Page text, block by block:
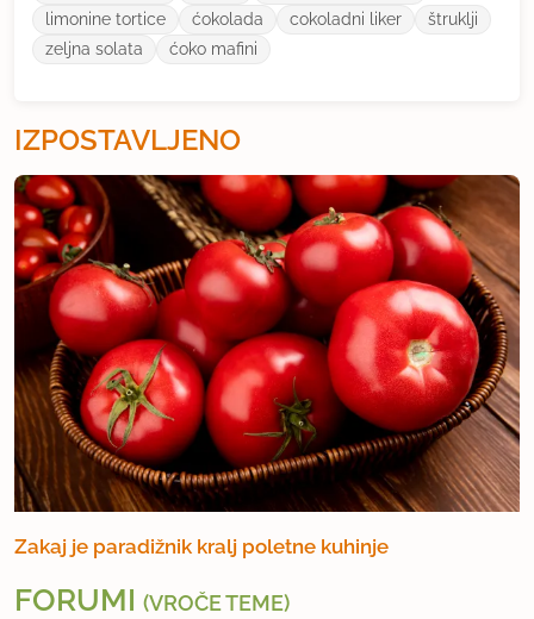
limonine tortice
ćokolada cokoladni liker
štruklji
zeljna solata
ćoko mafini
IZPOSTAVLJENO
Zakaj je paradižnik kralj poletne kuhinje
FORUMI (VROČE TEME)